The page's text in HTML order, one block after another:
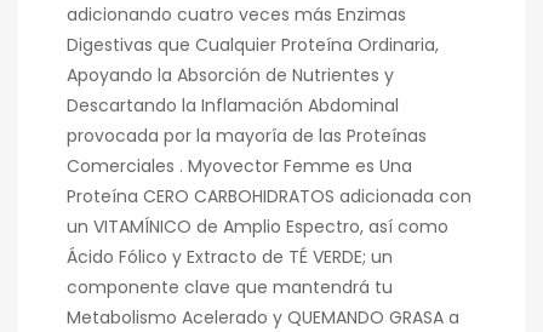
adicionando cuatro veces más Enzimas
Digestivas que Cualquier Proteína Ordinaria,
Apoyando la Absorción de Nutrientes y
Descartando la Inflamación Abdominal
provocada por la mayoría de las Proteínas
Comerciales . Myovector Femme es Una
Proteína CERO CARBOHIDRATOS adicionada con
un VITAMÍNICO de Amplio Espectro, así como
Ácido Fólico y Extracto de TÉ VERDE; un
componente clave que mantendrá tu
Metabolismo Acelerado y QUEMANDO GRASA a